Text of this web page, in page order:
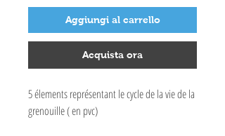
Aggiungi al carrello
Acquista ora
5 élements représentant le cycle de la vie de la
grenouille ( en pvc)